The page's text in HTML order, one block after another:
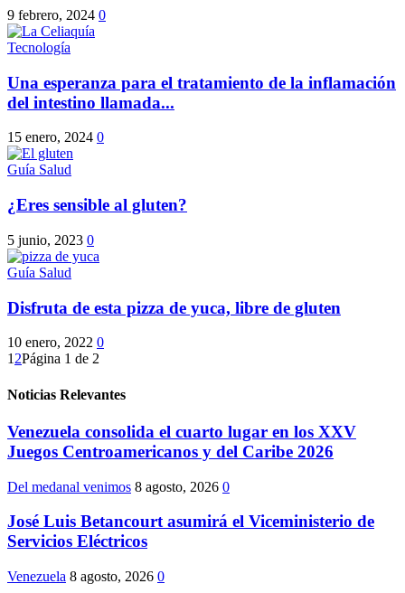
9 febrero, 2024 0
Tecnología
Una esperanza para el tratamiento de la inflamación
del intestino llamada...
15 enero, 2024 0
Guía Salud
¿Eres sensible al gluten?
5 junio, 2023 0
Guía Salud
Disfruta de esta pizza de yuca, libre de gluten
10 enero, 2022 0
1 2Página 1 de 2
Noticias Relevantes
Venezuela consolida el cuarto lugar en los XXV
Juegos Centroamericanos y del Caribe 2026
Del medanal venimos 8 agosto, 2026 0
José Luis Betancourt asumirá el Viceministerio de
Servicios Eléctricos
Venezuela 8 agosto, 2026 0